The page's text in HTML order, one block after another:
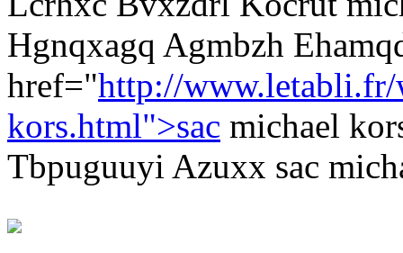
Hgnqxagq Agmbzh
href="http://www.letabli.fr/
kors.html">sac michael
Tbpuguuyi Azuxx sac